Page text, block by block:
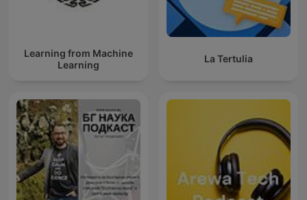
Learning from Machine
Learning
La Tertulia